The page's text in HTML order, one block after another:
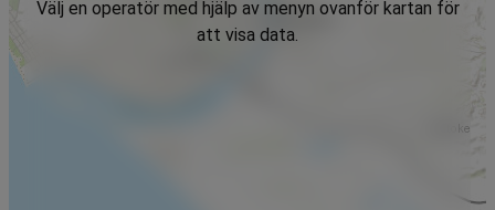
Välj en operatör med hjälp av menyn ovanför kartan för
att visa data.